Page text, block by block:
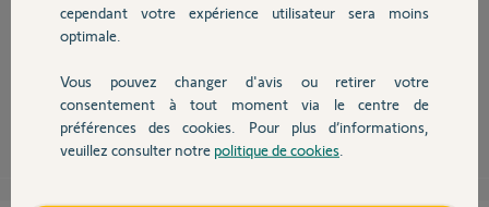
Devis avec un pro
Contact
Le relai claque quand il fonctionne donc il ne sera donc pas possible de
supprimer le bruit sans supprimer le fonctionnement. Essayer d'isoler un
Nams il y a plus de 7 ans
cependant votre expérience utilisateur sera moins
optimale.
Vous pouvez changer d'avis ou retirer votre
consentement à tout moment via le centre de
préférences des cookies. Pour plus d’informations,
veuillez consulter notre politique de cookies